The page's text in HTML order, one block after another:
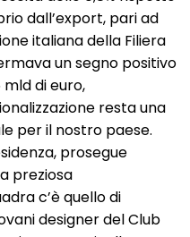
dall’export, pari ad
italiana della Filiera
un segno positivo
di euro,
resta una
per il nostro paese.
prosegue
preziosa
c’è quello di
designer del Club